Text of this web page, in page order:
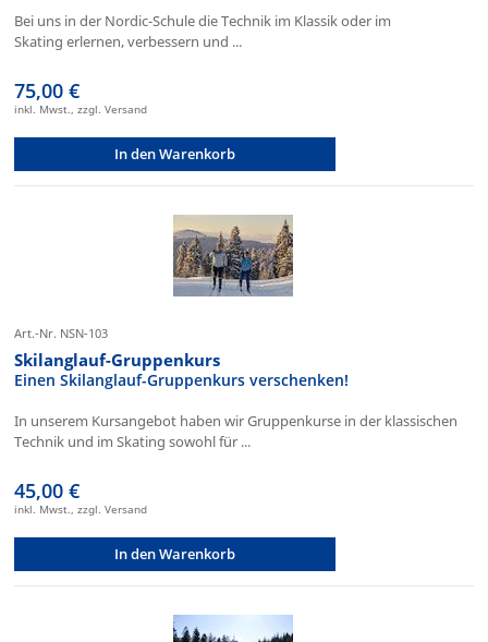
Bei uns in der Nordic-Schule die Technik im Klassik oder im
Skating erlernen, verbessern und ...
75,00 €
inkl. Mwst., zzgl. Versand
In den Warenkorb
Art.-Nr. NSN-103
Skilanglauf-Gruppenkurs
Einen Skilanglauf-Gruppenkurs verschenken!
In unserem Kursangebot haben wir Gruppenkurse in der klassischen
Technik und im Skating sowohl für ...
45,00 €
inkl. Mwst., zzgl. Versand
In den Warenkorb